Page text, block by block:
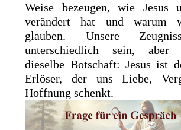
Weise bezeugen, wie Jesus
verändert hat und warum
glauben. Unsere
unterschiedlich sein, aber
dieselbe Botschaft: Jesus ist
Erlöser, der uns Liebe,
Hoffnung schenkt.